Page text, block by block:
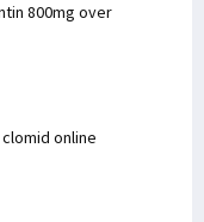
800mg over
online